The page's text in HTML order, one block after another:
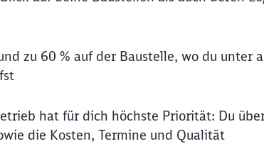
zu 60 % auf der Baustelle, wo du unter
hat für dich höchste Priorität: Du
die Kosten, Termine und Qualität